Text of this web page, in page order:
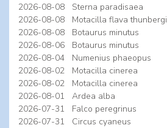
2026-08-08
Sterna paradisaea
2026-08-08
Motacilla flava thunbergi
2026-08-08
Botaurus minutus
2026-08-06
Botaurus minutus
2026-08-04
Numenius phaeopus
2026-08-02
Motacilla cinerea
2026-08-02
Motacilla cinerea
2026-08-01
Ardea alba
2026-07-31
Falco peregrinus
2026-07-31
Circus cyaneus